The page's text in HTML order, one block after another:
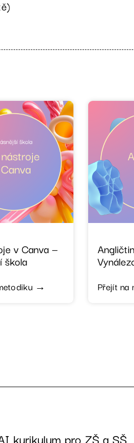
v Canva —
škola
→ Přejít
kurikulum pro ZŠ a SŠ